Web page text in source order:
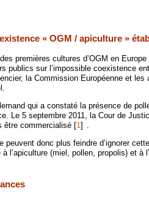
« OGM / apiculture »
des premières cultures d’OGM en
publics sur l’impossible coexistence
la Commission Européenne et
qui a constaté la présence de
Le 5 septembre 2011, la Cour de
être commercialisé [1] .
peuvent donc plus feindre d’ignorer
l’apiculture (miel, pollen, propolis) et à